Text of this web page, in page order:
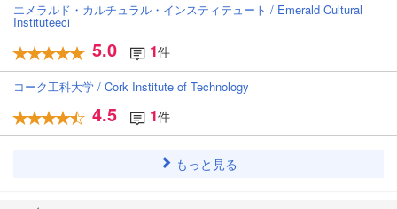
エメラルド・カルチュラル・インスティテュート / Emerald Cultural
Instituteeci
5.0 1件
コーク工科大学 / Cork Institute of Technology
4.5 1件
もっと見る